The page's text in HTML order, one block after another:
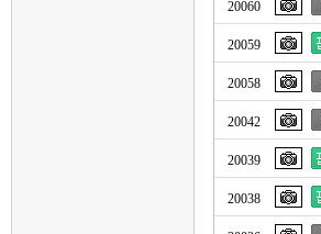
20060
20059
20058
20042
20039
20038